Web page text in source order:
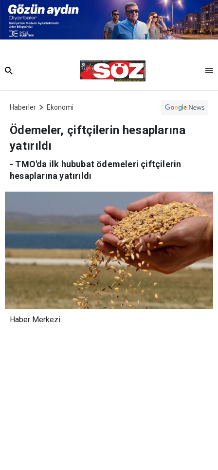
Haberler Ekonomi
Ödemeler, çiftçilerin hesaplarına
yatırıldı
- TMO'da ilk hububat ödemeleri çiftçilerin
hesaplarına yatırıldı
Haber Merkezi